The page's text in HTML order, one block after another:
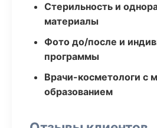
Стерильность и
материалы
Фото до/после и
программы
Врачи-косметологи с
образованием